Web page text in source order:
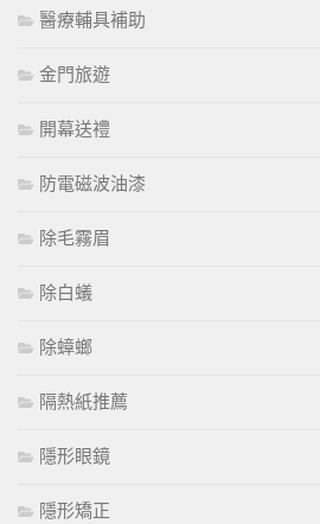
醫療輔具補助
金門旅遊
開幕送禮
防電磁波油漆
除毛霧眉
除白蟻
除蟑螂
隔熱紙推薦
隱形眼鏡
隱形矯正